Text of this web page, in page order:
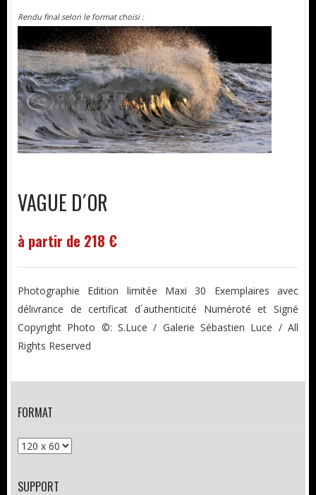
Rendu final selon le format choisi :
VAGUE D´OR
à partir de 218 €
Photographie Edition limitée Maxi 30 Exemplaires avec
délivrance de certificat d´authenticité Numéroté et Signé
Copyright Photo ©: S.Luce / Galerie Sébastien Luce / All
Rights Reserved
FORMAT
SUPPORT